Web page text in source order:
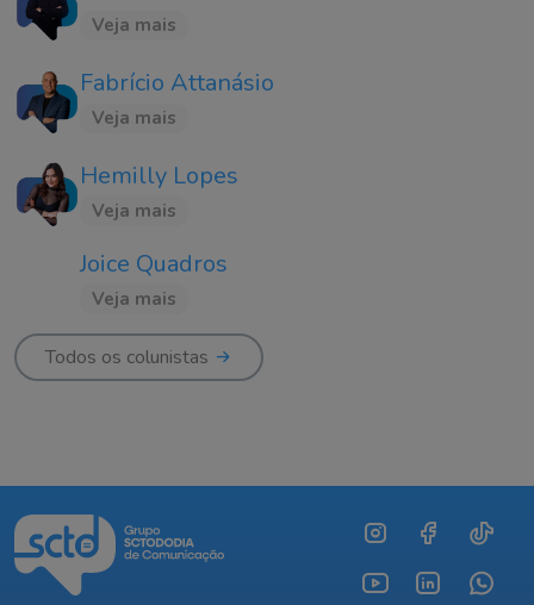
Veja mais
Fabrício Attanásio
Veja mais
Hemilly Lopes
Veja mais
Joice Quadros
Veja mais
Todos os colunistas